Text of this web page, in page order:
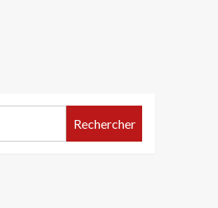
Rechercher